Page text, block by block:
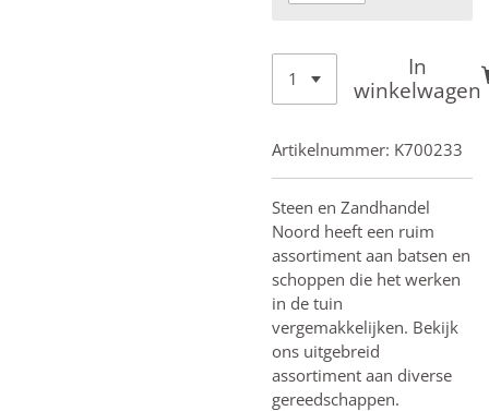
In
winkelwagen
Artikelnummer: K700233
Steen en Zandhandel
Noord heeft een ruim
assortiment aan batsen en
schoppen die het werken
in de tuin
vergemakkelijken. Bekijk
ons uitgebreid
assortiment aan diverse
gereedschappen.